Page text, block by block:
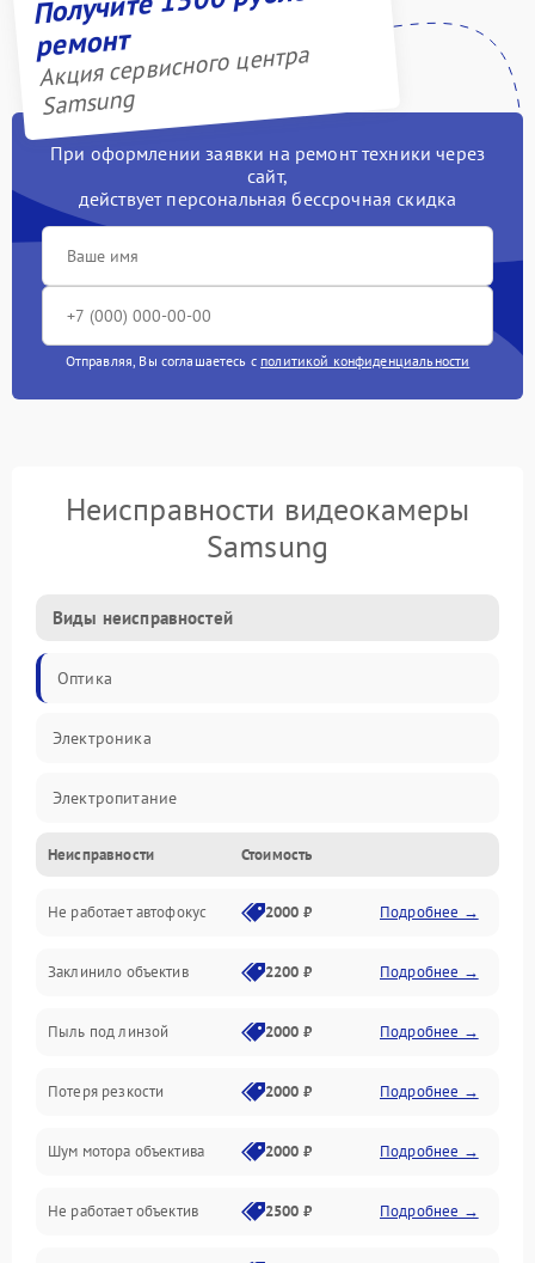
ремонт
Акция сервисного центра
Samsung
При оформлении заявки на ремонт техники через
сайт,
действует персональная бессрочная скидка
Отправляя, Вы соглашаетесь с политикой конфиденциальности
Неисправности видеокамеры
Samsung
Виды неисправностей
Оптика
Электроника
Электропитание
Видео
Хранение данных
Программное обеспечение
Механические повреждения
Аудио
Неисправности Стоимость
Не работает автофокус 2000 ₽ Подробнее →
Заклинило объектив 2200 ₽ Подробнее →
Пыль под линзой 2000 ₽ Подробнее →
Потеря резкости 2000 ₽ Подробнее →
Шум мотора объектива 2000 ₽ Подробнее →
Не работает объектив 2500 ₽ Подробнее →